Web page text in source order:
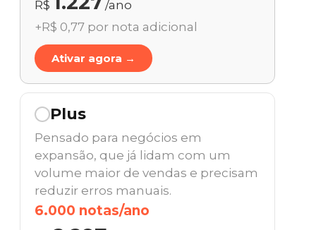
R$
/ano
+R$ 0,77 por nota adicional
Ativar agora →
Plus
Pensado para negócios em
expansão, que já lidam com um
volume maior de vendas e precisam
reduzir erros manuais.
6.000 notas/ano